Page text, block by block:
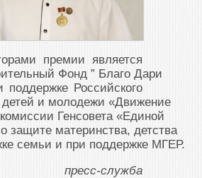
премии является
Фонд ” Благо Дари
поддержке Российского
и молодежи «Движение
Генсовета «Единой
защите материнства, детства
семьи и при поддержке МГЕР.
пресс-служба